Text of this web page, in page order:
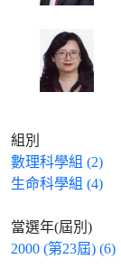
組別
數理科學組 (2)
生命科學組 (4)
當選年(屆別)
2000 (第23屆) (6)